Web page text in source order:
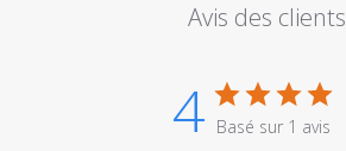
Avis des clients
4 Basé sur 1 avis